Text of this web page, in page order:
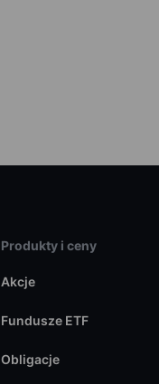
Produkty i ceny
Akcje
Fundusze ETF
Obligacje